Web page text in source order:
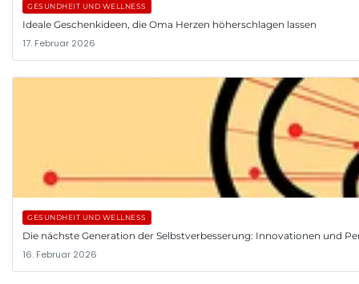
GESUNDHEIT UND WELLNESS
Ideale Geschenkideen, die Oma Herzen höherschlagen lassen
17. Februar 2026
GESUNDHEIT UND WELLNESS
Die nächste Generation der Selbstverbesserung: Innovationen und
16. Februar 2026